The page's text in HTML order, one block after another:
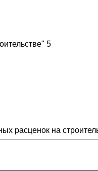
5
расценок на